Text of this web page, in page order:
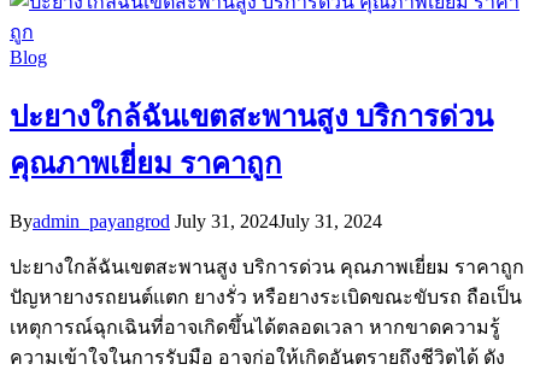
Blog
ปะยางใกล้ฉันเขตสะพานสูง บริการด่วน
คุณภาพเยี่ยม ราคาถูก
Byadmin_payangrod July 31, 2024July 31, 2024
ปะยางใกล้ฉันเขตสะพานสูง บริการด่วน คุณภาพเยี่ยม ราคาถูก
ปัญหายางรถยนต์แตก ยางรั่ว หรือยางระเบิดขณะขับรถ ถือเป็น
เหตุการณ์ฉุกเฉินที่อาจเกิดขึ้นได้ตลอดเวลา หากขาดความรู้
ความเข้าใจในการรับมือ อาจก่อให้เกิดอันตรายถึงชีวิตได้ ดัง